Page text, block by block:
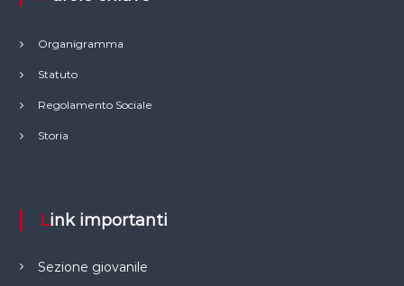
Organigramma
Statuto
Regolamento Sociale
Storia
Link importanti
Sezione giovanile